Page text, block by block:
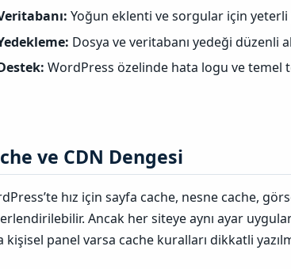
Yoğun eklenti ve sorgular için
Dosya ve veritabanı yedeği düzenli
WordPress özelinde hata logu ve temel
ve CDN Dengesi​
hız için sayfa cache, nesne cache,
Ancak her siteye aynı ayar
kişisel panel varsa cache kuralları dikkatli